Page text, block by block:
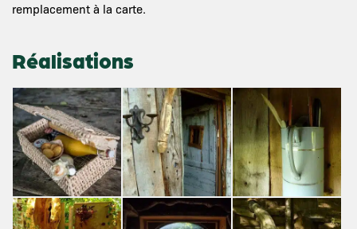
remplacement à la carte.
Réalisations